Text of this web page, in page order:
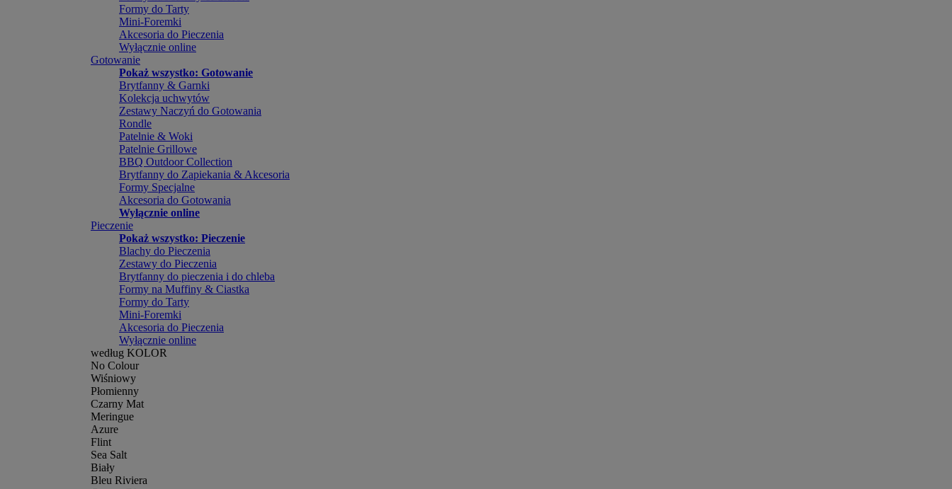
Formy do Tarty
Mini-Foremki
Akcesoria do Pieczenia
Wyłącznie online
Gotowanie
Pokaż wszystko: Gotowanie
Brytfanny & Garnki
Kolekcja uchwytów
Zestawy Naczyń do Gotowania
Rondle
Patelnie & Woki
Patelnie Grillowe
BBQ Outdoor Collection
Brytfanny do Zapiekania & Akcesoria
Formy Specjalne
Akcesoria do Gotowania
Wyłącznie online
Pieczenie
Pokaż wszystko: Pieczenie
Blachy do Pieczenia
Zestawy do Pieczenia
Brytfanny do pieczenia i do chleba
Formy na Muffiny & Ciastka
Formy do Tarty
Mini-Foremki
Akcesoria do Pieczenia
Wyłącznie online
według KOLOR
No Colour
Wiśniowy
Płomienny
Czarny Mat
Meringue
Azure
Flint
Sea Salt
Biały
Bleu Riviera